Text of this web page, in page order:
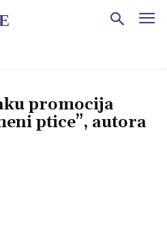
promocija
ptice”, autora